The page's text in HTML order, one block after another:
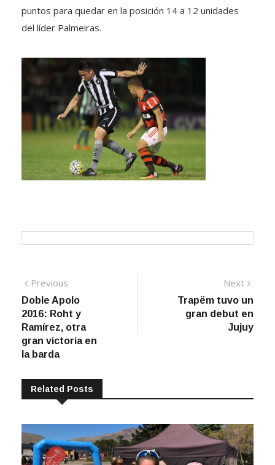
puntos para quedar en la posición 14 a 12 unidades
del líder Palmeiras.
Navegación
de
entradas
Previous
post:
Doble Apolo
2016: Roht y
Ramírez, otra
gran victoria en
la barda
Next
Trapëm tuvo un
gran debut en
Jujuy
Related Posts